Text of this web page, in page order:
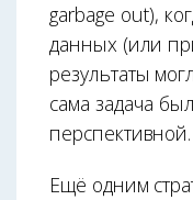
garbage out),
данных (или
результаты
сама задача
перспективной.
Ещё одним